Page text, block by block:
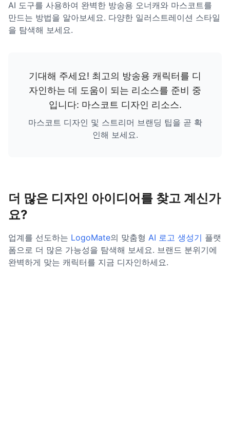
AI 도구를 사용하여 완벽한 방송용 오너캐와 마스코트를
만드는 방법을 알아보세요. 다양한 일러스트레이션 스타일
을 탐색해 보세요.
기대해 주세요! 최고의 방송용 캐릭터를 디
자인하는 데 도움이 되는 리소스를 준비 중
입니다: 마스코트 디자인 리소스.
마스코트 디자인 및 스트리머 브랜딩 팁을 곧 확
인해 보세요.
더 많은 디자인 아이디어를 찾고 계신가
요?
업계를 선도하는 LogoMate의 맞춤형 AI 로고 생성기 플랫
폼으로 더 많은 가능성을 탐색해 보세요. 브랜드 분위기에
완벽하게 맞는 캐릭터를 지금 디자인하세요.